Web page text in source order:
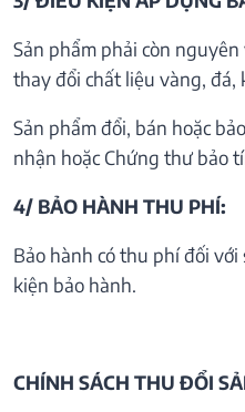
Sản phẩm phải còn
thay đổi chất liệu vàng, đá,
Sản phẩm đổi, bán hoặc
nhận hoặc Chứng thư bảo
4/ BẢO HÀNH THU PHÍ:
Bảo hành có thu phí đối
kiện bảo hành.
CHÍNH SÁCH THU ĐỔI